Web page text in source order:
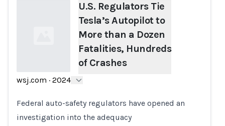
U.S. Regulators Tie
Tesla’s Autopilot to
More than a Dozen
Fatalities, Hundreds
of Crashes
wsj.com · 2024
Federal auto-safety regulators have opened an
investigation into the adequacy